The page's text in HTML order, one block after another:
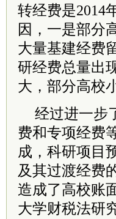
转经费是2014
因，一是部分
大量基建经费
研经费总量出
大，部分高校
经过进一步
费和专项经费
成，科研项目
及其过渡经费
造成了高校账
大学财税法研